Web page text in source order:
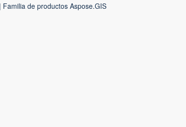
de productos Aspose.GIS